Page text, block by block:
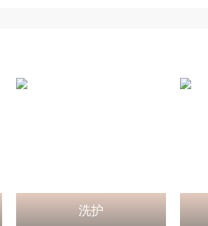
洗护